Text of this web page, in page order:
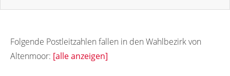
Folgende Postleitzahlen fallen in den Wahlbezirk von
Altenmoor: [alle anzeigen]